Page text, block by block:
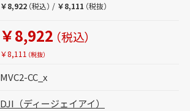
￥8,922 （税込） / ￥8,111 （税抜）
￥8,922 （税込）
￥8,111 （税抜）
MVC2-CC_x
DJI（ディージェイアイ）